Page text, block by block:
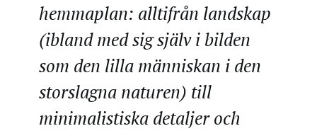
hemmaplan: alltifrån landskap
(ibland med sig själv i bilden
som den lilla människan i den
storslagna naturen) till
minimalistiska detaljer och